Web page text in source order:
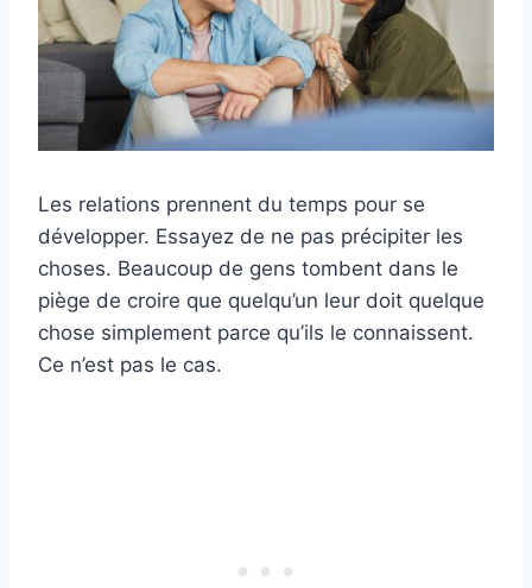
Les relations prennent du temps pour se
développer. Essayez de ne pas précipiter les
choses. Beaucoup de gens tombent dans le
piège de croire que quelqu’un leur doit quelque
chose simplement parce qu’ils le connaissent.
Ce n’est pas le cas.